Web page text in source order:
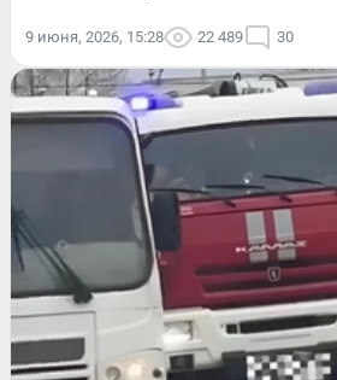
9 июня, 2026, 15:28 22 489 30